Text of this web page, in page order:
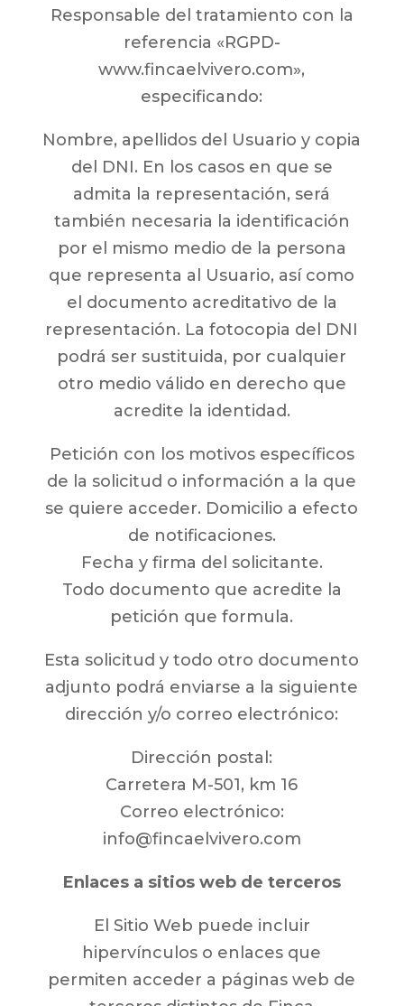
Responsable del tratamiento con la
referencia «RGPD-
www.fincaelvivero.com»,
especificando:
Nombre, apellidos del Usuario y copia
del DNI. En los casos en que se
admita la representación, será
también necesaria la identificación
por el mismo medio de la persona
que representa al Usuario, así como
el documento acreditativo de la
representación. La fotocopia del DNI
podrá ser sustituida, por cualquier
otro medio válido en derecho que
acredite la identidad.
Petición con los motivos específicos
de la solicitud o información a la que
se quiere acceder. Domicilio a efecto
de notificaciones.
Fecha y firma del solicitante.
Todo documento que acredite la
petición que formula.
Esta solicitud y todo otro documento
adjunto podrá enviarse a la siguiente
dirección y/o correo electrónico:
Dirección postal:
Carretera M-501, km 16
Correo electrónico:
info@fincaelvivero.com
Enlaces a sitios web de terceros
El Sitio Web puede incluir
hipervínculos o enlaces que
permiten acceder a páginas web de